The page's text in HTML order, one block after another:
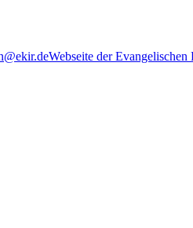
Webseite der